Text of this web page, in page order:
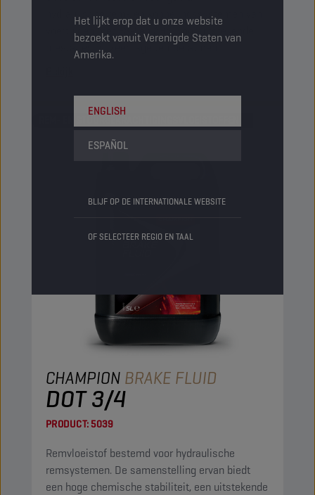
Het lijkt erop dat u onze website
bezoekt vanuit Verenigde Staten van
Amerika.
ENGLISH
ESPAÑOL
BLIJF OP DE INTERNATIONALE WEBSITE
OF SELECTEER REGIO EN TAAL
hydraulische rem- en koppelingssystemen van
voertuigen met ESP en ABS, voor uitstekende
prestaties bij zeer lage temperaturen.
CHAMPION BRAKE FLUID
DOT 3/4
PRODUCT:5039
Remvloeistof bestemd voor hydraulische
remsystemen. De samenstelling ervan biedt
een hoge chemische stabiliteit, een uitstekende